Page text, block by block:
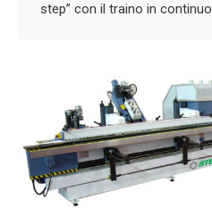
step” con il traino in continuo